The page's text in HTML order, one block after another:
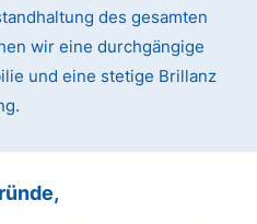
des gesamten
wir eine durchgängige
und eine stetige Brillanz